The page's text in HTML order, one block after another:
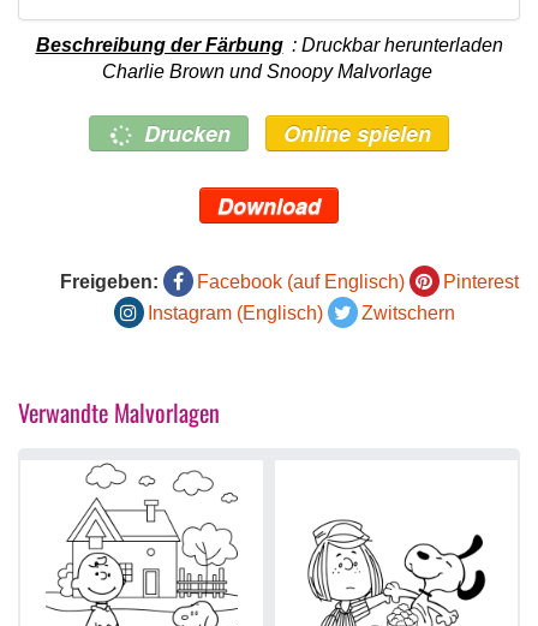
Beschreibung der Färbung : Druckbar herunterladen
Charlie Brown und Snoopy Malvorlage
Drucken Online spielen
Download
Freigeben: Facebook (auf Englisch)
Pinterest
Instagram (Englisch)
Zwitschern
Verwandte Malvorlagen